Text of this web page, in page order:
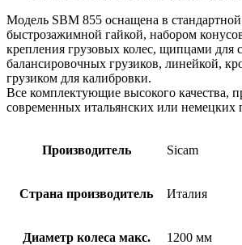
Модель SBM 855 оснащена в
быстрозажимной гайкой, набором
крепления грузовых колес, щипцами для
балансировочных грузиков, линейкой,
грузиком для калибровки.
Все комплектующие высокого качества,
современных итальянских или немецких
Производитель Sicam
Страна производитель Италия
Диаметр колеса макс. 1200 мм